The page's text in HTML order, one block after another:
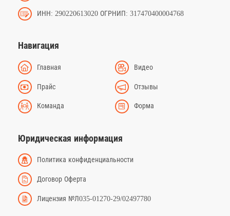
ИНН: 290220613020 ОГРНИП: 317470400004768
Навигация
Главная Видео
Прайс Отзывы
Команда Форма
Юридическая информация
Политика конфиденциальности
Договор Оферта
Лицензия №Л035-01270-29/02497780